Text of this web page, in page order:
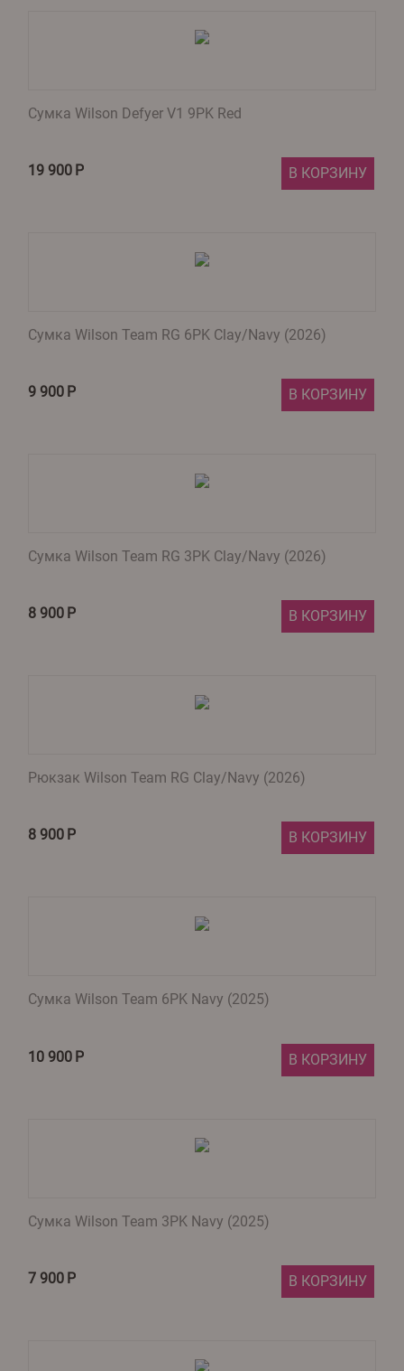
Сумка Wilson Defyer V1 9PK Red
19 900 Р В КОРЗИНУ
Сумка Wilson Team RG 6PK Clay/Navy (2026)
9 900 Р В КОРЗИНУ
Сумка Wilson Team RG 3PK Clay/Navy (2026)
8 900 Р В КОРЗИНУ
Рюкзак Wilson Team RG Clay/Navy (2026)
8 900 Р В КОРЗИНУ
Сумка Wilson Team 6PK Navy (2025)
10 900 Р В КОРЗИНУ
Сумка Wilson Team 3PK Navy (2025)
7 900 Р В КОРЗИНУ